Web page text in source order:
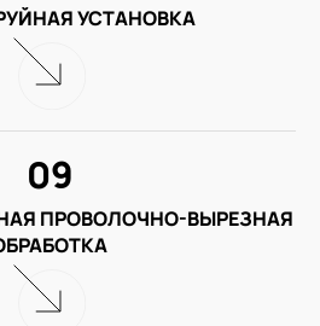
УСТАНОВКА
ПРОВОЛОЧНО-ВЫРЕЗНАЯ
09